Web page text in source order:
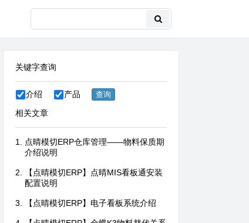
关键字查询
介绍 产品
相关文章
点晴模切ERP仓库管理——物料保质期
介绍说明
【点晴模切ERP】点晴MIS看板通安装
配置说明
【点晴模切ERP】电子看板系统介绍